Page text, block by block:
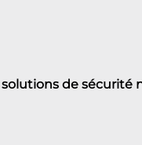
solutions de sécurité